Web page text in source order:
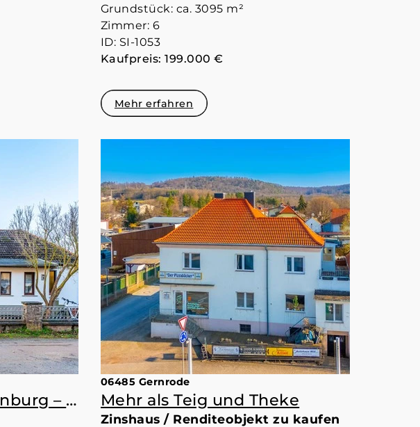
Grundstück: ca. 3095 m²
Zimmer: 6
ID: SI-1053
Kaufpreis: 199.000 €
Mehr erfahren
Premiumlage Quedlinburg – Ihr Rückzugsort mit Weite und Grünblick
06485 Gernrode
Mehr als Teig und Theke
Zinshaus / Renditeobjekt zu kaufen